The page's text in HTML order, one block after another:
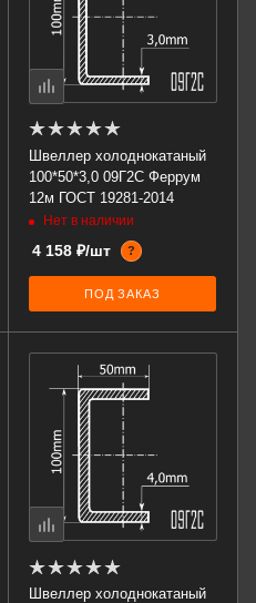
Швеллер холоднокатаный
100*50*3,0 09Г2С Феррум
12м ГОСТ 19281-2014
Нет в наличии
4 158 ₽/шт ?
ПОД ЗАКАЗ
Швеллер холоднокатаный